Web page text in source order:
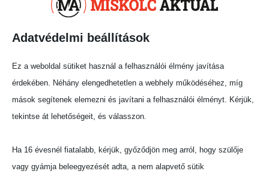
közbiztonsággal, az oktatással és a közösségek
egy tudatosabb, empatikusabb társadalom
alapja.
Kiemelt szerepet kapnak a civil
szervezetek, amelyek az elmúlt
részesültek, és nap mint nap
kulcsszerepet játszanak a bajba
Adatvédelmi beállítások
Ez a weboldal sütiket használ a felhasználói élmény javítása
érdekében. Néhány elengedhetetlen a webhely működéséhez, míg
mások segítenek elemezni és javítani a felhasználói élményt. Kérjük,
tekintse át lehetőségeit, és válasszon.
Ha 16 évesnél fiatalabb, kérjük, győződjön meg arról, hogy szülője
vagy gyámja beleegyezését adta, a nem alapvető sütik